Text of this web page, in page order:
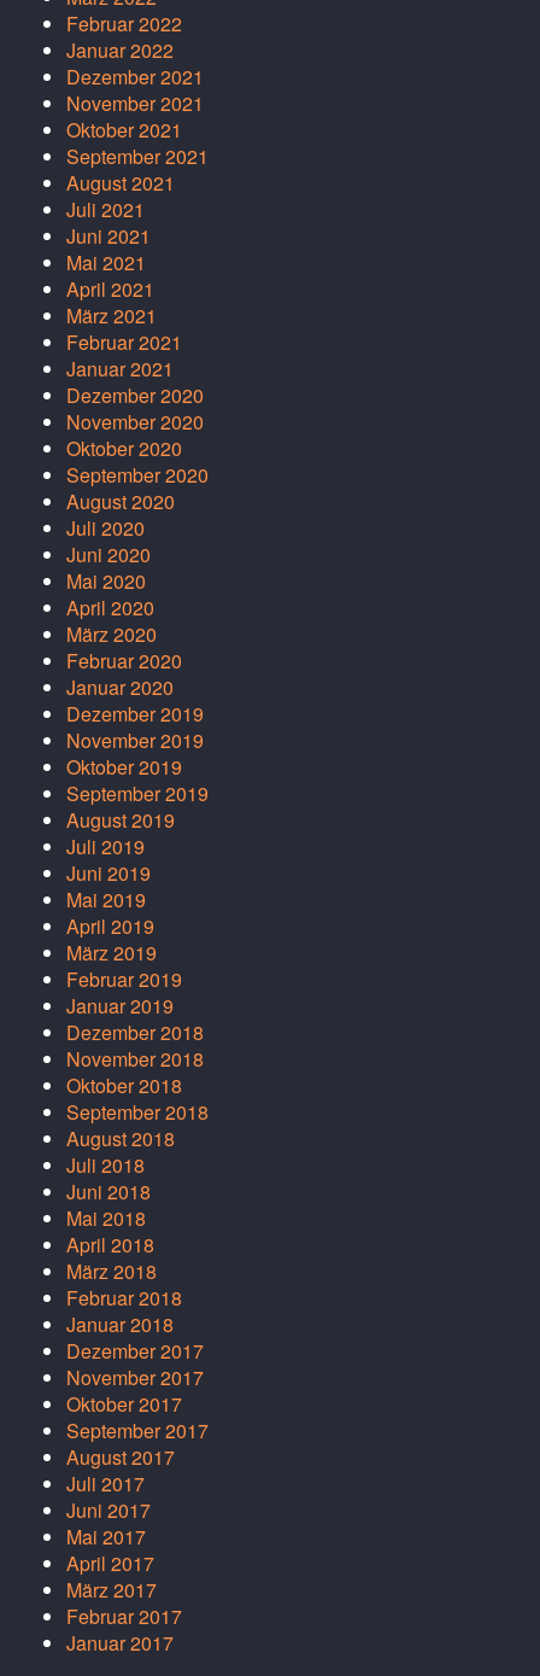
Februar 2022
Januar 2022
Dezember 2021
November 2021
Oktober 2021
September 2021
August 2021
Juli 2021
Juni 2021
Mai 2021
April 2021
März 2021
Februar 2021
Januar 2021
Dezember 2020
November 2020
Oktober 2020
September 2020
August 2020
Juli 2020
Juni 2020
Mai 2020
April 2020
März 2020
Februar 2020
Januar 2020
Dezember 2019
November 2019
Oktober 2019
September 2019
August 2019
Juli 2019
Juni 2019
Mai 2019
April 2019
März 2019
Februar 2019
Januar 2019
Dezember 2018
November 2018
Oktober 2018
September 2018
August 2018
Juli 2018
Juni 2018
Mai 2018
April 2018
März 2018
Februar 2018
Januar 2018
Dezember 2017
November 2017
Oktober 2017
September 2017
August 2017
Juli 2017
Juni 2017
Mai 2017
April 2017
März 2017
Februar 2017
Januar 2017